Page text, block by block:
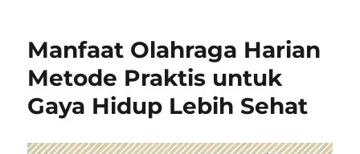
Manfaat Olahraga Harian
Metode Praktis untuk
Gaya Hidup Lebih Sehat